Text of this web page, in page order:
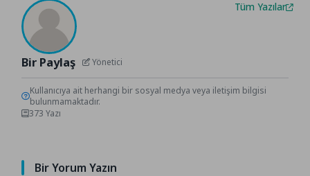
Bir Paylaş Yönetici
Tüm Yazılar
Kullanıcıya ait herhangi bir sosyal medya veya iletişim bilgisi
bulunmamaktadır.
373 Yazı
Bir Yorum Yazın